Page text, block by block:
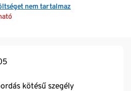
nem tartalmaz
kötésű szegély